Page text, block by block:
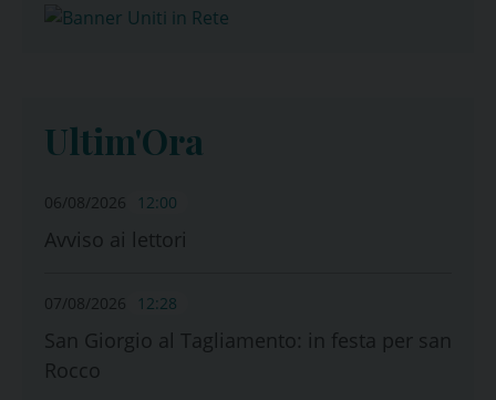
Ultim'Ora
06/08/2026 12:00
Avviso ai lettori
07/08/2026 12:28
San Giorgio al Tagliamento: in festa per san
Rocco